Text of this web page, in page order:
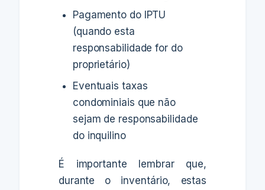
Pagamento do IPTU
(quando esta
responsabilidade for do
proprietário)
Eventuais taxas
condominiais que não
sejam de responsabilidade
do inquilino
É importante lembrar que,
durante o inventário, estas